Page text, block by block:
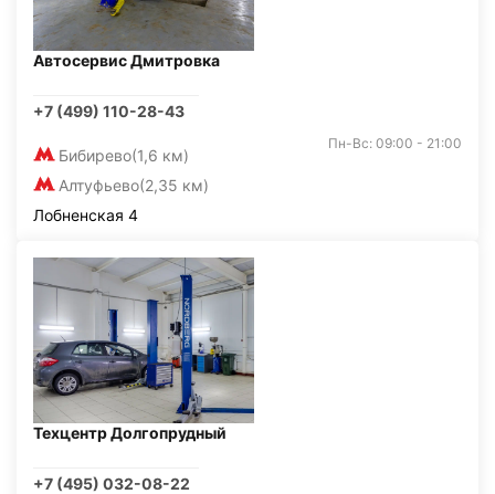
Автосервис Дмитровка
+7 (499) 110-28-43
Бибирево(1,6 км)
Алтуфьево(2,35 км)
Пн-Вс: 09:00 - 21:00
Лобненская 4
Техцентр Долгопрудный
+7 (495) 032-08-22